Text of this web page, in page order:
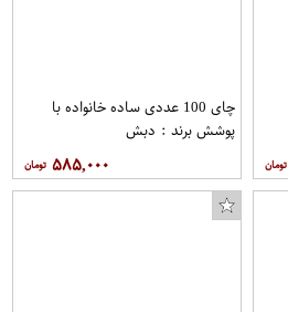
چای 100 عددی ساده خانواده با
پوشش برند : دبش
۵۸۵,۰۰۰